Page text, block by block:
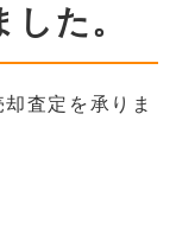
た。
査定を承りま